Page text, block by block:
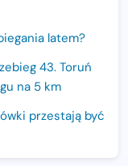
latem?
43. Toruń
na 5 km
przestają być